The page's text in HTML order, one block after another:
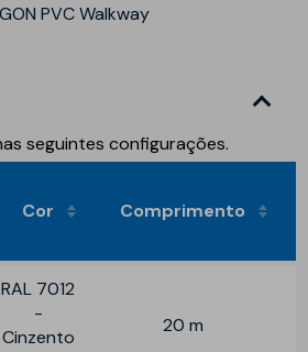
PVC Walkway
seguintes configurações.
Cor Comprimento
RAL 7012
-
Cinzento
20 m